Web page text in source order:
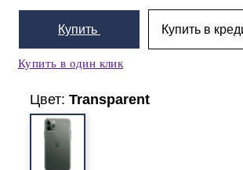
Купить Купить в
Купить в один клик
Цвет: Transparent